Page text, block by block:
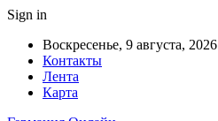
Sign in
Воскресенье, 9 августа, 2026
Контакты
Лента
Карта